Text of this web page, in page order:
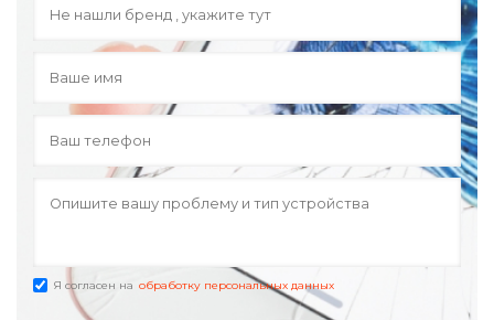
Я согласен на обработку персональных данных